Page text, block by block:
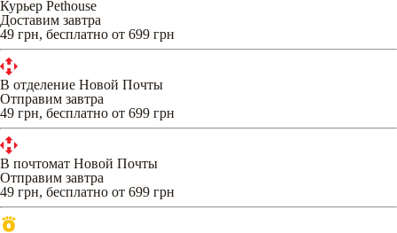
Курьер Pethouse
Доставим завтра
49 грн, бесплатно от 699 грн
В отделение Новой Почты
Отправим завтра
49 грн, бесплатно от 699 грн
В почтомат Новой Почты
Отправим завтра
49 грн, бесплатно от 699 грн